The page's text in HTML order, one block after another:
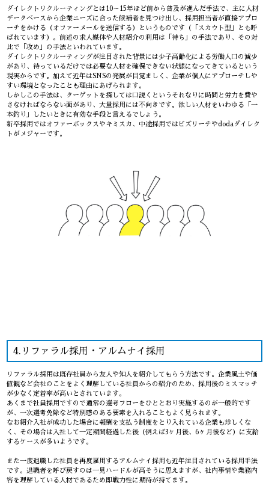
ダイレクトリクルーティングとは10～15年ほど前から普及が進んだ手法で、主に人材
データベースから企業ニーズに合った候補者を見つけ出し、採用担当者が直接アプロ
ーチをかける（オファーメールを送信する）というものです（「スカウト型」とも呼
ばれています）。前述の求人媒体や人材紹介の利用は「待ち」の手法であり、その対
比で「攻め」の手法といわれています。
ダイレクトリクルーティングが注目された背景には少子高齢化による労働人口の減少
があり、待っているだけでは必要な人材を確保できない状態になってきているという
現実からです。加えて近年はSNSの発展が目覚ましく、企業が個人にアプローチしや
すい環境となったことも理由にあげられます。
しかしこの手法は、ターゲットを探しては口説くというそれなりに時間と労力を費や
さなければならない面があり、大量採用には不向きです。欲しい人材をいわゆる「一
本釣り」したいときに有効な手段と言えるでしょう。
新卒採用ではオファーボックスやキミスカ、中途採用ではビズリーチやdodaダイレク
トがメジャーです。
4.リファラル採用・アルムナイ採用
リファラル採用は既存社員から友人や知人を紹介してもらう方法です。企業風土や価
値観など会社のことをよく理解している社員からの紹介のため、採用後のミスマッチ
が少なく定着率が高いとされています。
あくまで社員採用ですので通常の選考フローをひととおり実施するのが一般的です
が、一次選考免除など特別感のある要素を入れることもよく見られます。
なお紹介入社が成功した場合に報酬を支払う制度をとり入れている企業も珍しくな
く、その場合は入社して一定期間経過した後（例えば3ヶ月後、6ヶ月後など）に支給
するケースが多いようです。
また一度退職した社員を再度雇用するアルムナイ採用も近年注目されている採用手法
です。退職者を呼び戻すのは一見ハードルが高そうに思えますが、社内事情や業務内
容を理解している人材であるため即戦力性に期待が持てます。